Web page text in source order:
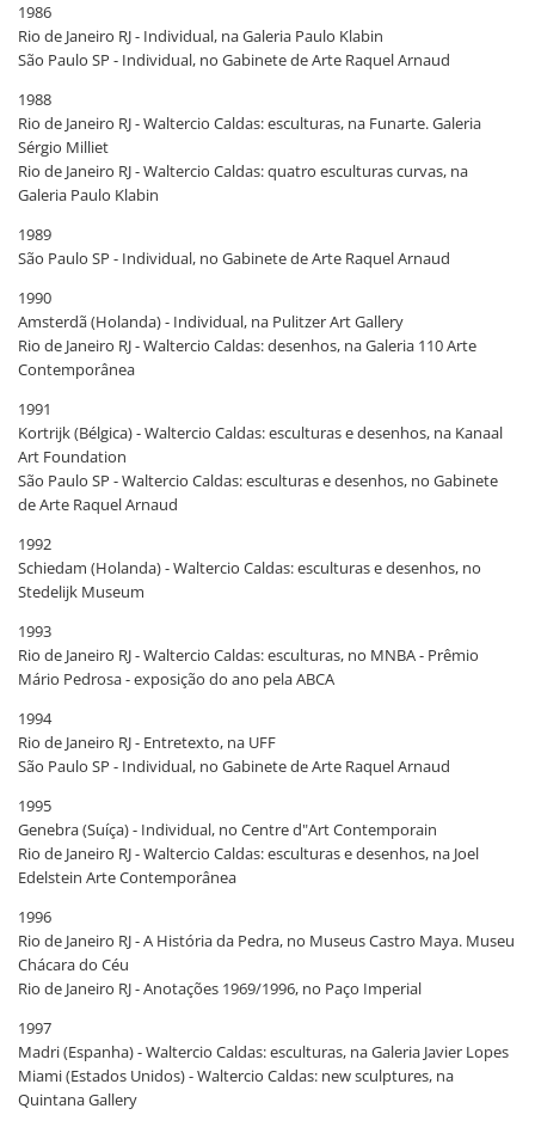
1986
Rio de Janeiro RJ - Individual, na Galeria Paulo Klabin
São Paulo SP - Individual, no Gabinete de Arte Raquel Arnaud
1988
Rio de Janeiro RJ - Waltercio Caldas: esculturas, na Funarte. Galeria
Sérgio Milliet
Rio de Janeiro RJ - Waltercio Caldas: quatro esculturas curvas, na
Galeria Paulo Klabin
1989
São Paulo SP - Individual, no Gabinete de Arte Raquel Arnaud
1990
Amsterdã (Holanda) - Individual, na Pulitzer Art Gallery
Rio de Janeiro RJ - Waltercio Caldas: desenhos, na Galeria 110 Arte
Contemporânea
1991
Kortrijk (Bélgica) - Waltercio Caldas: esculturas e desenhos, na Kanaal
Art Foundation
São Paulo SP - Waltercio Caldas: esculturas e desenhos, no Gabinete
de Arte Raquel Arnaud
1992
Schiedam (Holanda) - Waltercio Caldas: esculturas e desenhos, no
Stedelijk Museum
1993
Rio de Janeiro RJ - Waltercio Caldas: esculturas, no MNBA - Prêmio
Mário Pedrosa - exposição do ano pela ABCA
1994
Rio de Janeiro RJ - Entretexto, na UFF
São Paulo SP - Individual, no Gabinete de Arte Raquel Arnaud
1995
Genebra (Suíça) - Individual, no Centre d"Art Contemporain
Rio de Janeiro RJ - Waltercio Caldas: esculturas e desenhos, na Joel
Edelstein Arte Contemporânea
1996
Rio de Janeiro RJ - A História da Pedra, no Museus Castro Maya. Museu
Chácara do Céu
Rio de Janeiro RJ - Anotações 1969/1996, no Paço Imperial
1997
Madri (Espanha) - Waltercio Caldas: esculturas, na Galeria Javier Lopes
Miami (Estados Unidos) - Waltercio Caldas: new sculptures, na
Quintana Gallery